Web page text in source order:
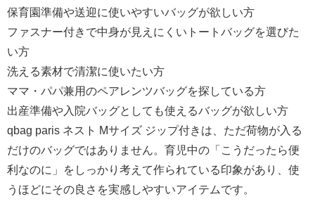
保育園準備や送迎に使いやすいバッグが欲しい方
ファスナー付きで中身が見えにくいトートバッグを選びた
い方
洗える素材で清潔に使いたい方
ママ・パパ兼用のペアレンツバッグを探している方
出産準備や入院バッグとしても使えるバッグが欲しい方
qbag paris ネスト Mサイズ ジップ付きは、ただ荷物が入る
だけのバッグではありません。育児中の「こうだったら便
利なのに」をしっかり考えて作られている印象があり、使
うほどにその良さを実感しやすいアイテムです。